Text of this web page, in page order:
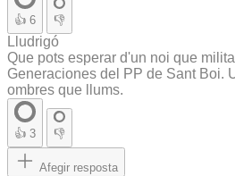
👍 6 👎
Lludrigó
Que pots esperar d'un noi que
Generaciones del PP de Sant Boi.
ombres que llums.
👍 3 👎
Afegir resposta